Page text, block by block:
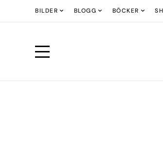
BILDER BLOGG BÖCKER